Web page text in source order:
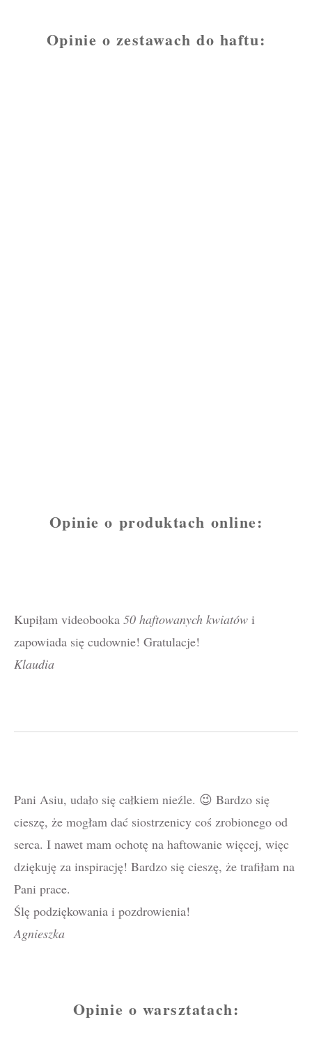
Opinie o zestawach do haftu:
Opinie o produktach online:
Kupiłam videobooka 50 haftowanych kwiatów i
zapowiada się cudownie! Gratulacje!
Klaudia
Pani Asiu, udało się całkiem nieźle. 😉 Bardzo się
cieszę, że mogłam dać siostrzenicy coś zrobionego od
serca. I nawet mam ochotę na haftowanie więcej, więc
dziękuję za inspirację! Bardzo się cieszę, że trafiłam na
Pani prace.
Ślę podziękowania i pozdrowienia!
Agnieszka
Opinie o warsztatach: